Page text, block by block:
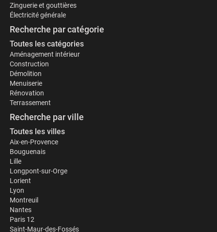
Zinguerie et gouttières
Électricité générale
Recherche par catégorie
Toutes les catégories
Aménagement intérieur
Construction
Démolition
Menuiserie
Rénovation
Terrassement
Recherche par ville
Toutes les villes
Aix-en-Provence
Bouguenais
Lille
Longpont-sur-Orge
Lorient
Lyon
Montreuil
Nantes
Paris 12
Saint-Maur-des-Fossés